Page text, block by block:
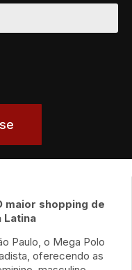
maior shopping de
Latina
Paulo, o Mega Polo
oferecendo as